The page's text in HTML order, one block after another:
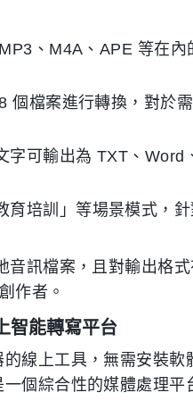
、M4A、APE 等在
個檔案進行轉換，對於
字可輸出為 TXT、
育培訓」等場景模式，
音訊檔案，且對輸出格
作者。
智能轉寫平台
線上工具，無需安裝
個綜合性的媒體處理平